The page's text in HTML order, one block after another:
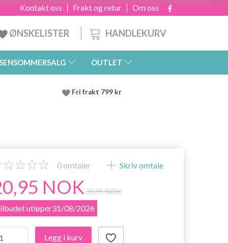
Om oss
Frakt og retur
Kontakt oss
HANDLEKURV
ØNSKELISTER
OUTLET
Fri frakt 799 kr
0 omtaler Skriv omtale
NOK 35,95 NOK
utløper31/08/2026
Legg i kurv